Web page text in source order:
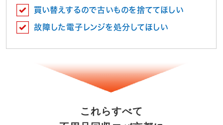
買い替えするので古いものを捨ててほしい
故障した電子レンジを処分してほしい
これらすべて